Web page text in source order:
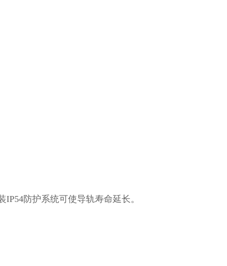
防护系统可使导轨寿命延长。